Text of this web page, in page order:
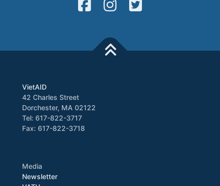
VietAID
42 Charles Street
Dorchester, MA 02122
Tel: 617-822-3717
Fax: 617-822-3718
Media
Newsletter